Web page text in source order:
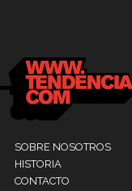
SOBRE NOSOTROS
HISTORIA
CONTACTO